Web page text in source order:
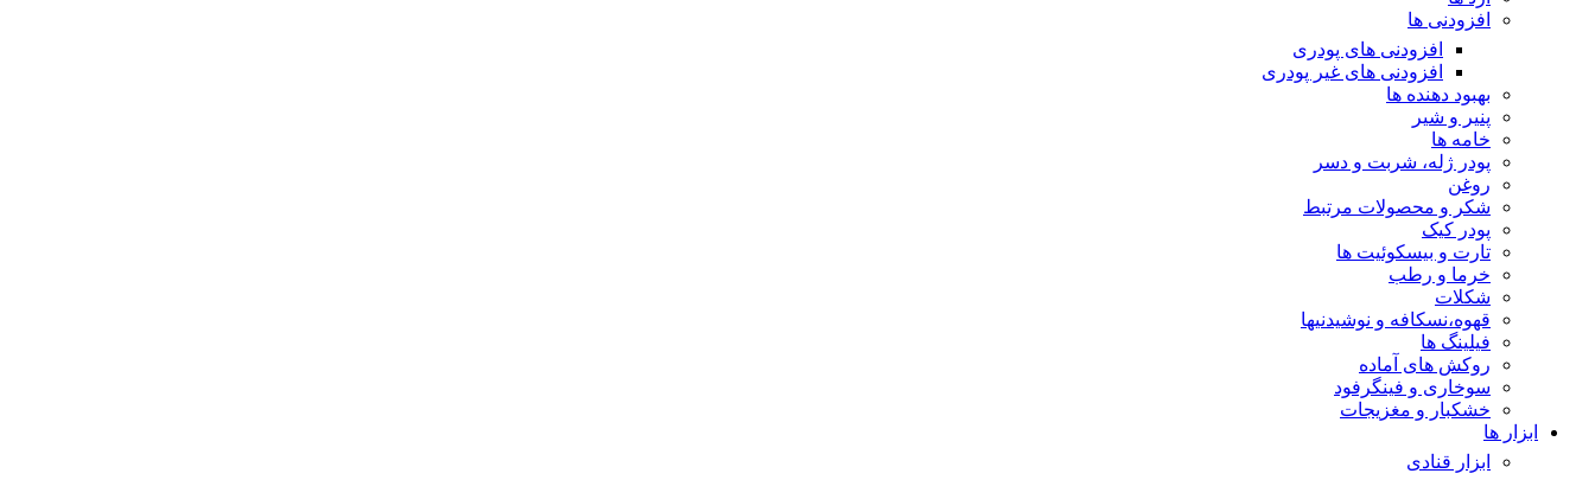
افزودنی ها
افزودنی های پودری
افزودنی های غیر پودری
بهبود دهنده ها
پنیر و شیر
خامه ها
پودر ژله، شربت و دسر
روغن
شکر و محصولات مرتبط
پودر کیک
تارت و بیسکوئیت ها
خرما و رطب
شکلات
قهوه،نسکافه و نوشیدنیها
فیلینگ ها
روکش های آماده
سوخاری و فینگرفود
خشکبار و مغزیجات
ابزار ها
ابزار قنادی